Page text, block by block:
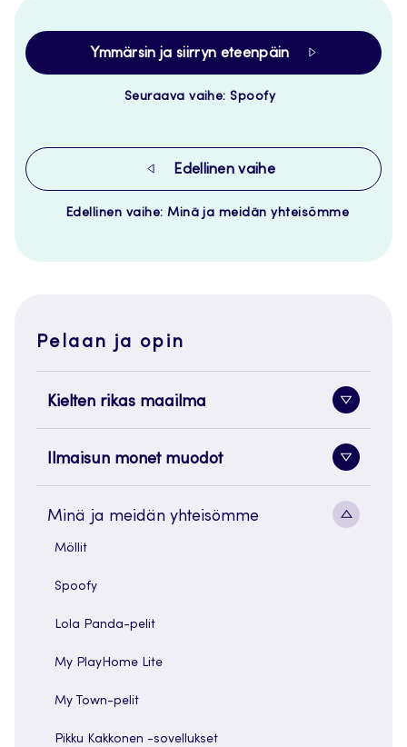
Ymmärsin ja siirryn eteenpäin
Seuraava vaihe: Spoofy
Edellinen vaihe
Edellinen vaihe: Minä ja meidän yhteisömme
Pelaan ja opin
Kielten rikas maailma
painike
Ilmaisun monet muodot
painike
Minä ja meidän yhteisömme
Möllit
Spoofy
Lola Panda-pelit
My PlayHome Lite
My Town-pelit
Pikku Kakkonen -sovellukset